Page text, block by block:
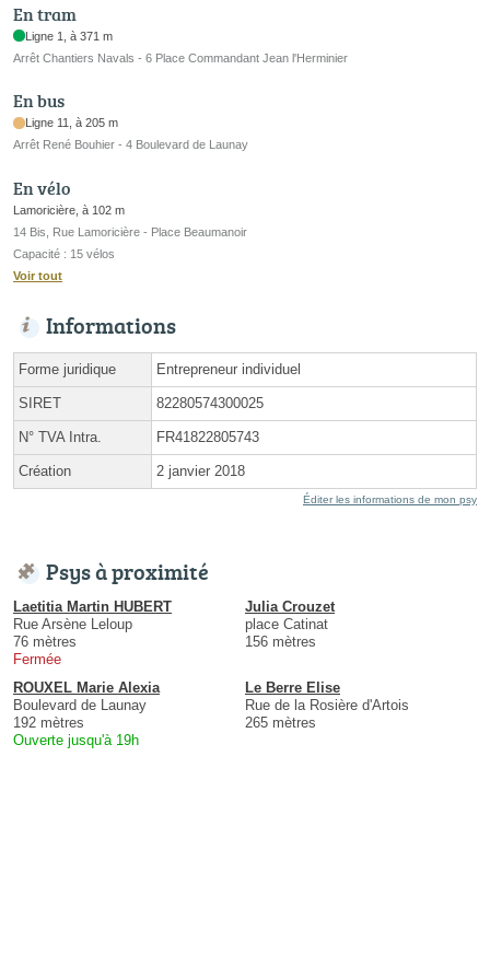
En tram
Ligne 1, à 371 m
Arrêt Chantiers Navals - 6 Place Commandant Jean l'Herminier
En bus
Ligne 11, à 205 m
Arrêt René Bouhier - 4 Boulevard de Launay
En vélo
Lamoricière, à 102 m
14 Bis, Rue Lamoricière - Place Beaumanoir
Capacité : 15 vélos
Voir tout
Informations
Forme juridique Entrepreneur individuel
SIRET 82280574300025
N° TVA Intra. FR41822805743
Création 2 janvier 2018
Éditer les informations de mon psy
Psys à proximité
Laetitia Martin HUBERT
Rue Arsène Leloup
76 mètres
Fermée
Julia Crouzet
place Catinat
156 mètres
ROUXEL Marie Alexia
Boulevard de Launay
192 mètres
Ouverte jusqu'à 19h
Le Berre Elise
Rue de la Rosière d'Artois
265 mètres